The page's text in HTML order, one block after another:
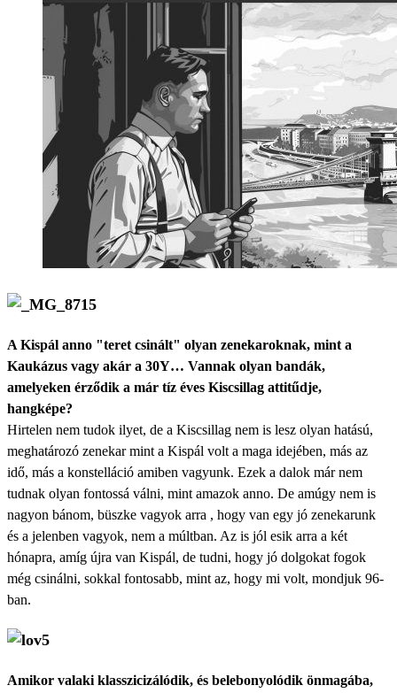
A Kispál anno "teret csinált" olyan zenekaroknak, mint a
Kaukázus vagy akár a 30Y… Vannak olyan bandák,
amelyeken érződik a már tíz éves Kiscsillag attitűdje,
hangképe?
Hirtelen nem tudok ilyet, de a Kiscsillag nem is lesz olyan hatású,
meghatározó zenekar mint a Kispál volt a maga idejében, más az
idő, más a konstelláció amiben vagyunk. Ezek a dalok már nem
tudnak olyan fontossá válni, mint amazok anno. De amúgy nem is
nagyon bánom, büszke vagyok arra , hogy van egy jó zenekarunk
és a jelenben vagyok, nem a múltban. Az is jól esik arra a két
hónapra, amíg újra van Kispál, de tudni, hogy jó dolgokat fogok
még csinálni, sokkal fontosabb, mint az, hogy mi volt, mondjuk 96-
ban.
Amikor valaki klasszicizálódik, és belebonyolódik önmagába,